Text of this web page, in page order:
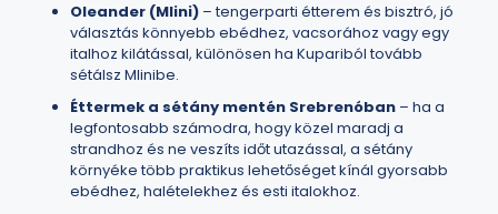
Oleander (Mlini) – tengerparti étterem és bisztró, jó
választás könnyebb ebédhez, vacsorához vagy egy
italhoz kilátással, különösen ha Kupariból tovább
sétálsz Mlinibe.
Éttermek a sétány mentén Srebrenóban – ha a
legfontosabb számodra, hogy közel maradj a
strandhoz és ne veszíts időt utazással, a sétány
környéke több praktikus lehetőséget kínál gyorsabb
ebédhez, halételekhez és esti italokhoz.